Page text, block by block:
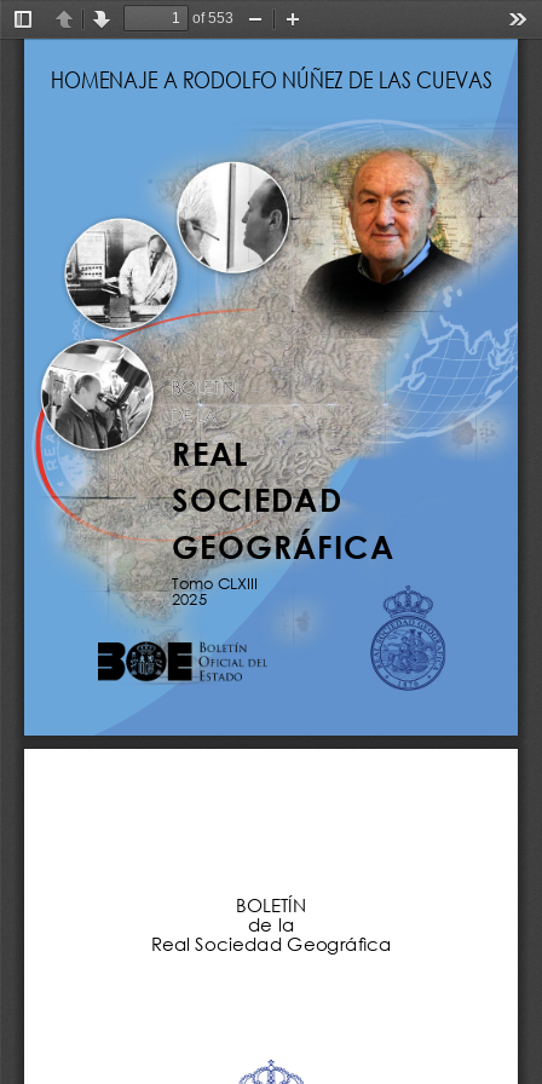
TogglePreviousNext
of 553
Zoom
HOMENAJE A RODOLFO NÚÑEZ DE LAS CUEVAS
REAL
SOCIEDAD
GEOGRÁFICA
Tomo CLXIII
2025
BOLETÍN
de la
Real Sociedad Geográfica